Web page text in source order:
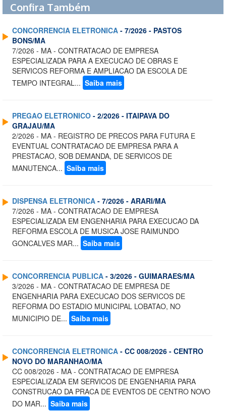
Confira Também
CONCORRENCIA ELETRONICA - 7/2026 - PASTOS
BONS/MA
7/2026 - MA - CONTRATACAO DE EMPRESA
ESPECIALIZADA PARA A EXECUCAO DE OBRAS E
SERVICOS REFORMA E AMPLIACAO DA ESCOLA DE
TEMPO INTEGRAL... Saiba mais
PREGAO ELETRONICO - 2/2026 - ITAIPAVA DO
GRAJAU/MA
2/2026 - MA - REGISTRO DE PRECOS PARA FUTURA E
EVENTUAL CONTRATACAO DE EMPRESA PARA A
PRESTACAO, SOB DEMANDA, DE SERVICOS DE
MANUTENCA... Saiba mais
DISPENSA ELETRONICA - 7/2026 - ARARI/MA
7/2026 - MA - CONTRATACAO DE EMPRESA
ESPECIALIZADA EM ENGENHARIA PARA EXECUCAO DA
REFORMA ESCOLA DE MUSICA JOSE RAIMUNDO
GONCALVES MAR... Saiba mais
CONCORRENCIA PUBLICA - 3/2026 - GUIMARAES/MA
3/2026 - MA - CONTRATACAO DE EMPRESA DE
ENGENHARIA PARA EXECUCAO DOS SERVICOS DE
REFORMA DO ESTADIO MUNICIPAL LOBATAO, NO
MUNICIPIO DE... Saiba mais
CONCORRENCIA ELETRONICA - CC 008/2026 - CENTRO
NOVO DO MARANHAO/MA
CC 008/2026 - MA - CONTRATACAO DE EMPRESA
ESPECIALIZADA EM SERVICOS DE ENGENHARIA PARA
CONSTRUCAO DA PRACA DE EVENTOS DE CENTRO NOVO
DO MAR... Saiba mais